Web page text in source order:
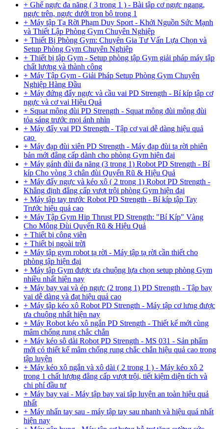
+ Ghế ngực đa năng ( 3 trong 1 ) - Bài tập cơ ngực ngang,
ngực trên, ngực dưới trọn bộ trong 1
+ Máy tập Tạ Rời Phạm Duy Sport - Khởi Nguồn Sức Mạnh
và Thiết Lập Phòng Gym Chuyên Nghiệp
+ Thiết Bị Phòng Gym: Chuyên Gia Tư Vấn Lựa Chọn và
Setup Phòng Gym Chuyên Nghiệp
+ Thiết bị tập Gym - Setup phòng tập Gym giải pháp máy tập
chất lượng và thành công
+ Máy Tập Gym - Giải Pháp Setup Phòng Gym Chuyên
Nghiệp Hàng Đầu
+ Máy đứng đẩy ngực và cầu vai PD Strength - Bí kíp tập cơ
ngực và cơ vai Hiệu Quả
+ Squat mông đùi PD Strength - Squat mông đùi mông đùi
tỏa sáng trước mọi ánh nhìn
+ Máy đẩy vai PD Strength - Tập cơ vai dễ dàng hiệu quả
cao
+ Máy đạp đùi xiên PD Strength - Máy đạp đùi tạ rời phiên
bản mới đẳng cấp dành cho phòng Gym hiện đại
+ Máy gánh đùi đa năng (3 trong 1) Robot PD Strength - Bí
kíp Cho vòng 3 chân đùi Quyến Rũ & Hiệu Quả
+ Máy đẩy ngực và kéo xô ( 2 trong 1) Robot PD Strength -
Khẳng định đẳng cấp vượt trội phòng Gym hiện đại
+ Máy tập tay trước Robot PD Strength - Bí kíp tập Tay
Trước hiệu quả cao
+ Máy Tập Gym Hip Thrust PD Strength: "Bí Kíp" Vàng
Cho Mông Đùi Quyến Rũ & Hiệu Quả
+ Thiết bị công viên
+ Thiết bị ngoài trời
+ Máy tập gym robot tạ rời - Máy tập tạ rời cần thiết cho
phòng tập hiện đại
+ Máy tập Gym được ưa chuộng lựa chọn setup phòng Gym
nhiều nhất hiện nay
+ Máy bay vai và ép ngực (2 trong 1) PD Strength - Tập bay
vai dễ dàng và đạt hiệu quả cao
+ Máy tập kéo xô Robot PD Strength - Máy tập cơ lưng được
ưa chuộng nhất hiện nay
+ Máy Robot kéo xô ngắn PD Strength - Thiết kế mới cùng
mâm chống rung chắc chắn
+ Máy kéo sô dài Robot PD Strength - MS 031 - Sản phẩm
mới có thiết kế mâm chống rung chắc chắn hiệu quả cao trong
tập luyện
+ Máy kéo xô ngắn và xô dài ( 2 trong 1 ) - Máy kéo xô 2
trong 1 chất lượng đẳng cấp vượt trội, tiết kiệm diện tích và
chi phí đầu tư
+ Máy bay vai - Máy tập bay vai tập luyện an toàn hiệu quả
nhất
+ Máy nhấn tay sau - máy tập tay sau nhanh và hiệu quá nhất
hiện nay